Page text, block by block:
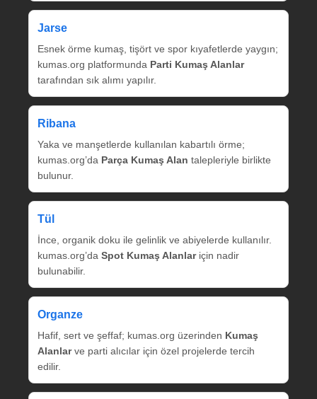
Jarse
Esnek örme kumaş, tişört ve spor kıyafetlerde yaygın;
kumas.org platformunda Parti Kumaş Alanlar
tarafından sık alımı yapılır.
Ribana
Yaka ve manşetlerde kullanılan kabartılı örme;
kumas.org’da Parça Kumaş Alan talepleriyle birlikte
bulunur.
Tül
İnce, organik doku ile gelinlik ve abiyelerde kullanılır.
kumas.org’da Spot Kumaş Alanlariçin nadir
bulunabilir.
Organze
Hafif, sert ve şeffaf; kumas.org üzerinden Kumaş
Alanlarve parti alıcılar için özel projelerde tercih
edilir.